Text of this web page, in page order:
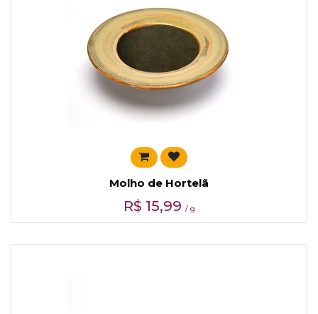
Molho de Hortelã
R$ 15,99 / g